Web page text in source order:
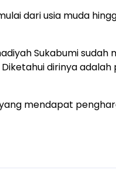
dari usia muda
Sukabumi
Diketahui dirinya
mendapat